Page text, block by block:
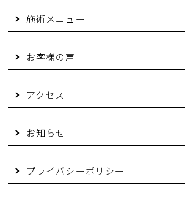
施術メニュー
お客様の声
アクセス
お知らせ
プライバシーポリシー